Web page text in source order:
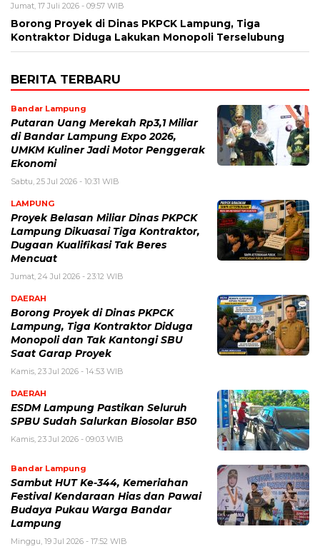
Jumat, 17 Juli 2026 - 09:57 WIB
Borong Proyek di Dinas PKPCK Lampung, Tiga
Kontraktor Diduga Lakukan Monopoli Terselubung
BERITA TERBARU
Bandar Lampung
Putaran Uang Merekah Rp3,1 Miliar
di Bandar Lampung Expo 2026,
UMKM Kuliner Jadi Motor Penggerak
Ekonomi
Sabtu, 25 Jul 2026 - 10:31 WIB
LAMPUNG
Proyek Belasan Miliar Dinas PKPCK
Lampung Dikuasai Tiga Kontraktor,
Dugaan Kualifikasi Tak Beres
Mencuat
Jumat, 24 Jul 2026 - 23:12 WIB
DAERAH
Borong Proyek di Dinas PKPCK
Lampung, Tiga Kontraktor Diduga
Monopoli dan Tak Kantongi SBU
Saat Garap Proyek
Kamis, 23 Jul 2026 - 14:53 WIB
DAERAH
ESDM Lampung Pastikan Seluruh
SPBU Sudah Salurkan Biosolar B50
Kamis, 23 Jul 2026 - 09:03 WIB
Bandar Lampung
Sambut HUT Ke-344, Kemeriahan
Festival Kendaraan Hias dan Pawai
Budaya Pukau Warga Bandar
Lampung
Minggu, 19 Jul 2026 - 17:52 WIB